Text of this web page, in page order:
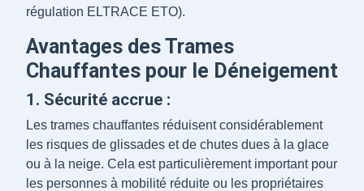
régulation ELTRACE ETO).
Avantages des Trames
Chauffantes pour le Déneigement
1. Sécurité accrue :
Les trames chauffantes réduisent considérablement
les risques de glissades et de chutes dues à la glace
ou à la neige. Cela est particulièrement important pour
les personnes à mobilité réduite ou les propriétaires